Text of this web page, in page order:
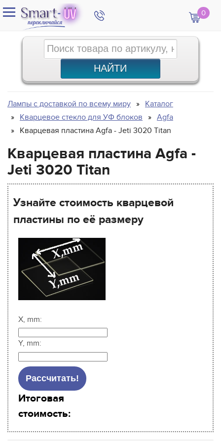
0
Лампы с доставкой по всему миру
Каталог
Кварцевое стекло для УФ блоков
Agfa
Кварцевая пластина Agfa - Jeti 3020 Titan
Кварцевая пластина Agfa -
Jeti 3020 Titan
Узнайте стоимость кварцевой
пластины по её размеру
X, mm:
Y, mm:
Итоговая
стоимость: